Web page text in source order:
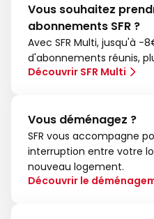
Vous souhaitez
abonnements SFR ?
Avec SFR Multi, jusqu'à -
d'abonnements réunis,
Découvrir SFR Multi
Vous déménagez ?
SFR vous accompagne
interruption entre votre
nouveau logement.
Découvrir le